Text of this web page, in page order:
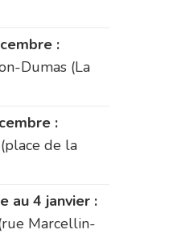
:
Dumas (La
:
de la
au 4 janvier :
Marcellin-